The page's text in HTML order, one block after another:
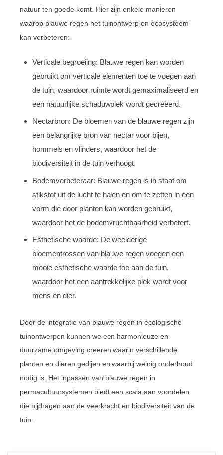
natuur ten goede komt. Hier zijn enkele manieren
waarop blauwe regen het tuinontwerp en ecosysteem
kan verbeteren:
Verticale begroeiing: Blauwe regen kan worden
gebruikt om verticale elementen toe te voegen aan
de tuin, waardoor ruimte wordt gemaximaliseerd en
een natuurlijke schaduwplek wordt gecreëerd.
Nectarbron: De bloemen van de blauwe regen zijn
een belangrijke bron van nectar voor bijen,
hommels en vlinders, waardoor het de
biodiversiteit in de tuin verhoogt.
Bodemverbeteraar: Blauwe regen is in staat om
stikstof uit de lucht te halen en om te zetten in een
vorm die door planten kan worden gebruikt,
waardoor het de bodemvruchtbaarheid verbetert.
Esthetische waarde: De weelderige
bloementrossen van blauwe regen voegen een
mooie esthetische waarde toe aan de tuin,
waardoor het een aantrekkelijke plek wordt voor
mens en dier.
Door de integratie van blauwe regen in ecologische
tuinontwerpen kunnen we een harmonieuze en
duurzame omgeving creëren waarin verschillende
planten en dieren gedijen en waarbij weinig onderhoud
nodig is. Het inpassen van blauwe regen in
permacultuursystemen biedt een scala aan voordelen
die bijdragen aan de veerkracht en biodiversiteit van de
tuin.